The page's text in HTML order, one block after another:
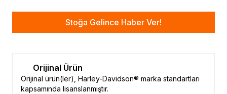
Stoğa Gelince Haber Ver!
Orijinal Ürün
Orijinal ürün(ler), Harley-Davidson® marka standartları
kapsamında lisanslanmıştır.